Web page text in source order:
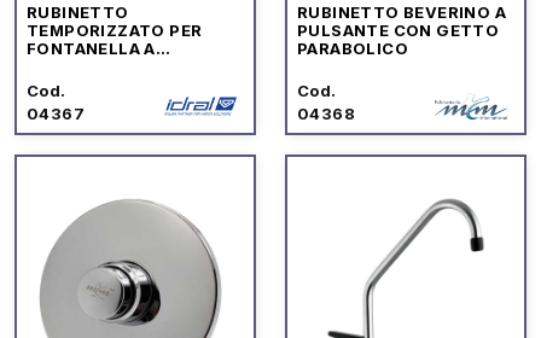
RUBINETTO
TEMPORIZZATO PER
FONTANELLA A
CHIUSURA ISTANTANEA
OTTONE GIALLO
Cod.
04367
RUBINETTO BEVERINO A
PULSANTE CON GETTO
PARABOLICO
Cod.
04368